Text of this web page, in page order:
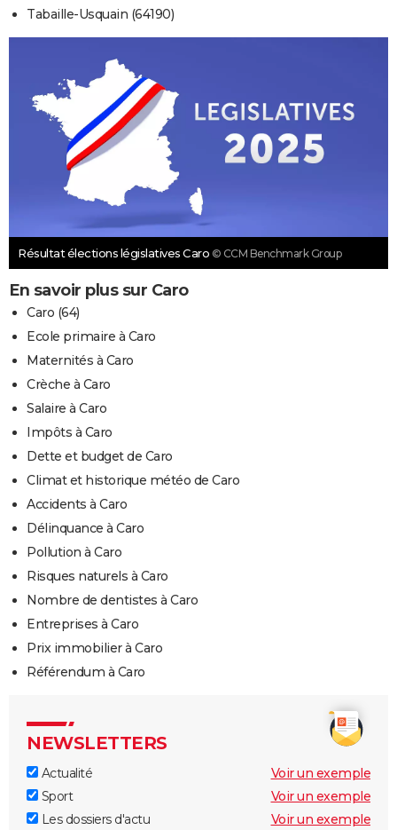
Tabaille-Usquain (64190)
Résultat élections législatives Caro © CCM Benchmark Group
En savoir plus sur Caro
Caro (64)
Ecole primaire à Caro
Maternités à Caro
Crèche à Caro
Salaire à Caro
Impôts à Caro
Dette et budget de Caro
Climat et historique météo de Caro
Accidents à Caro
Délinquance à Caro
Pollution à Caro
Risques naturels à Caro
Nombre de dentistes à Caro
Entreprises à Caro
Prix immobilier à Caro
Référendum à Caro
NEWSLETTERS
Actualité
Voir un exemple
Sport
Voir un exemple
Les dossiers d'actu
Voir un exemple